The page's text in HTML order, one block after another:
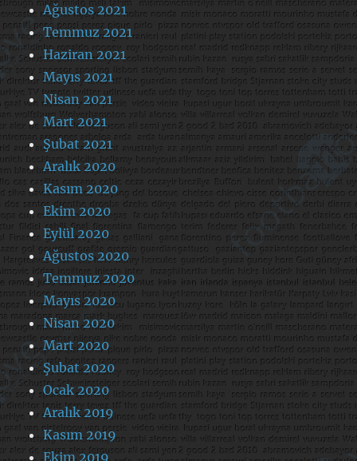
Ağustos 2021
Temmuz 2021
Haziran 2021
Mayıs 2021
Nisan 2021
Mart 2021
Şubat 2021
Aralık 2020
Kasım 2020
Ekim 2020
Eylül 2020
Ağustos 2020
Temmuz 2020
Mayıs 2020
Nisan 2020
Mart 2020
Şubat 2020
Ocak 2020
Aralık 2019
Kasım 2019
Ekim 2019